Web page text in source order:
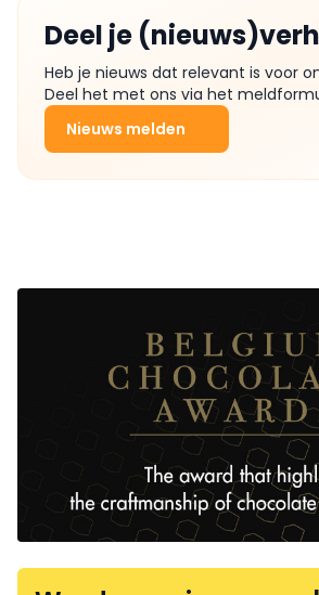
Deel je
Heb je nieuws dat relevant is voor
Deel het met ons via het
Nieuws melden